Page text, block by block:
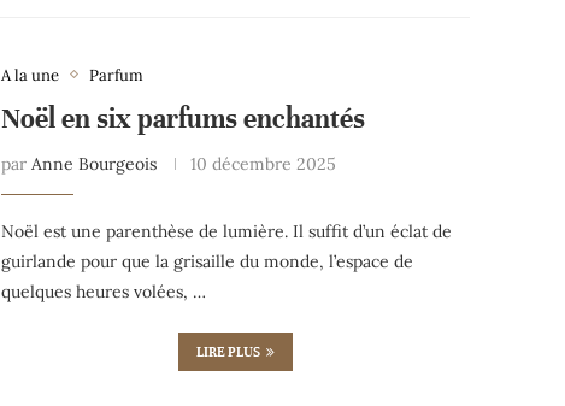
A la une Parfum
Noël en six parfums enchantés
par Anne Bourgeois 10 décembre 2025
Noël est une parenthèse de lumière. Il suffit d’un éclat de
guirlande pour que la grisaille du monde, l’espace de
quelques heures volées, …
LIRE PLUS